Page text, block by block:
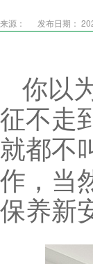
来源： 发布日期：
你以
征不走
就都不
作，当
保养新